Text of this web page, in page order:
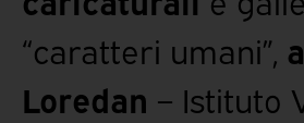
“caratteri umani”,
Loredan – Istituto